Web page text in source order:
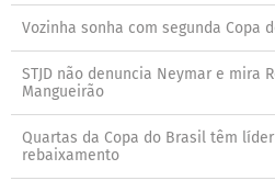
Vozinha sonha com segunda Copa
STJD não denuncia Neymar e mira
Mangueirão
Quartas da Copa do Brasil têm
rebaixamento